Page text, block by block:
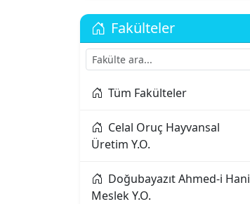
Ağrı İbrahim Çeçen
Üniversitesi
Akdeniz Karpaz
Akdeniz Üniversitesi
Aksaray Üniversitesi
Fakülteler
Tüm Fakülteler
Celal Oruç Hayvansal
Üretim Y.O.
Doğubayazıt Ahmed-i Hani
Meslek Y.O.